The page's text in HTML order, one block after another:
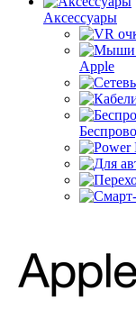
Аксессуары
Apple